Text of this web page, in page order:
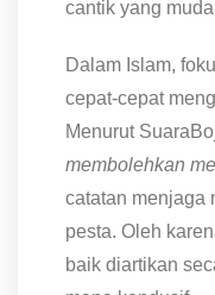
cantik yang
Dalam Islam,
cepat-cepat
Menurut
membolehkan
catatan menjaga
pesta. Oleh
baik diartikan